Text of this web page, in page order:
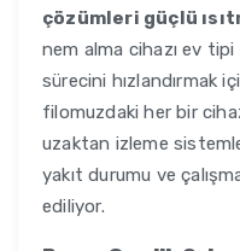
çözümleri güçlü
nem alma cihazı ev
sürecini hızlandırmak
filomuzdaki her bir
uzaktan izleme
yakıt durumu ve
ediliyor.